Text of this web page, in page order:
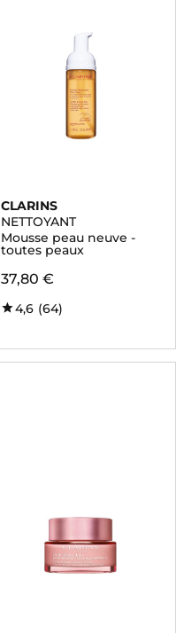
CLARINS
NETTOYANT
Mousse peau neuve -
toutes peaux
37,80 €
4,6 (64)